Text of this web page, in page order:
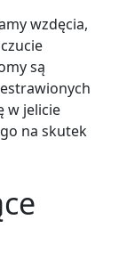
wzdęcia,
są
w jelicie
na skutek